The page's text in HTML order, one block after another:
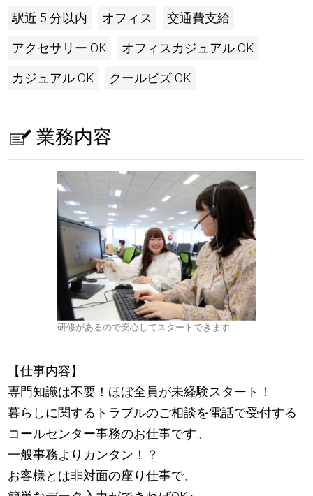
駅近 5 分以内 オフィス 交通費支給
アクセサリー OK オフィスカジュアル OK
カジュアル OK クールビズ OK
業務内容
研修があるので安心してスタートできます
【仕事内容】
専門知識は不要！ほぼ全員が未経験スタート！
暮らしに関するトラブルのご相談を電話で受付する
コールセンター事務のお仕事です。
一般事務よりカンタン！？
お客様とは非対面の座り仕事で、